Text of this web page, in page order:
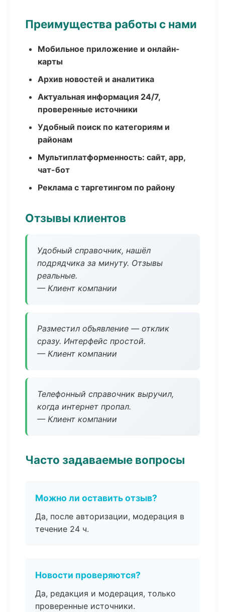
Преимущества работы с нами
Мобильное приложение и онлайн-
карты
Архив новостей и аналитика
Актуальная информация 24/7,
проверенные источники
Удобный поиск по категориям и
районам
Мультиплатформенность: сайт, app,
чат-бот
Реклама с таргетингом по району
Отзывы клиентов
Удобный справочник, нашёл
подрядчика за минуту. Отзывы
реальные.
— Клиент компании
Разместил объявление — отклик
сразу. Интерфейс простой.
— Клиент компании
Телефонный справочник выручил,
когда интернет пропал.
— Клиент компании
Часто задаваемые вопросы
Можно ли оставить отзыв?
Да, после авторизации, модерация в
течение 24 ч.
Новости проверяются?
Да, редакция и модерация, только
проверенные источники.